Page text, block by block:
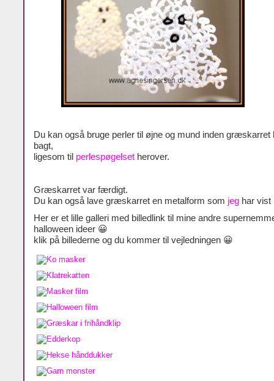
Du kan også bruge perler til øjne og mund inden græskarret
bagt,
ligesom til perlespøgelset herover.
Græskarret var færdigt.
Du kan også lave græskarret en metalform som jeg har vist
Her er et lille galleri med billedlink til mine andre
halloween ideer 😀
klik på billederne og du kommer til vejledningen 😀